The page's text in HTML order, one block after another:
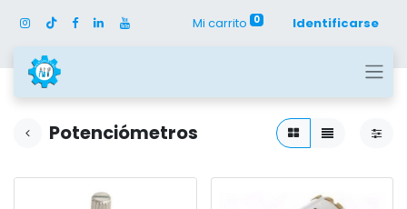
Mi carrito 0 Identificarse
Potenciómetros